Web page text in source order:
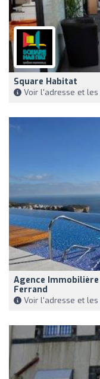
Square Habitat
Voir l'adresse et
Agence
Ferrand
Voir l'adresse et